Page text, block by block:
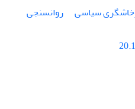
سیاسی
روانسنجی